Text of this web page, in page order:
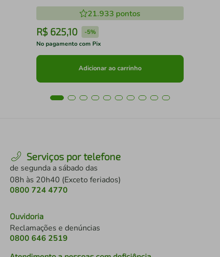
21.933 pontos
R$ 625,10 -5%
No pagamento com Pix
Adicionar ao carrinho
Serviços por telefone
de segunda a sábado das
08h às 20h40 (Exceto feriados)
0800 724 4770
Ouvidoria
Reclamações e denúncias
0800 646 2519